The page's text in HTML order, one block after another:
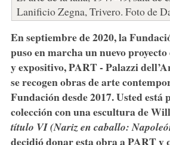
Lanificio Zegna, Trivero. Foto de
En septiembre de 2020, la
puso en marcha un nuevo
y expositivo, PART - Palazzi
se recogen obras de arte
Fundación desde 2017. Usted está
colección con una escultura de
título VI (Nariz en caballo:
decidió donar esta obra a PART y